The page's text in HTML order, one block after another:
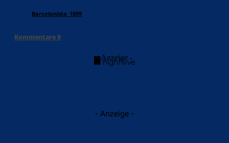
Barcelonista_1899
Kommentare0
- Anzeige -
- Anzeige -